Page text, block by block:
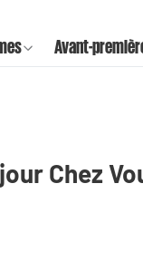
Avant-
Chez